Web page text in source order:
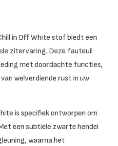
in Off White stof biedt een
zitervaring. Deze fauteuil
met doordachte functies,
welverdiende rust in uw
is specifiek ontworpen om
een subtiele zwarte hendel
waarna het